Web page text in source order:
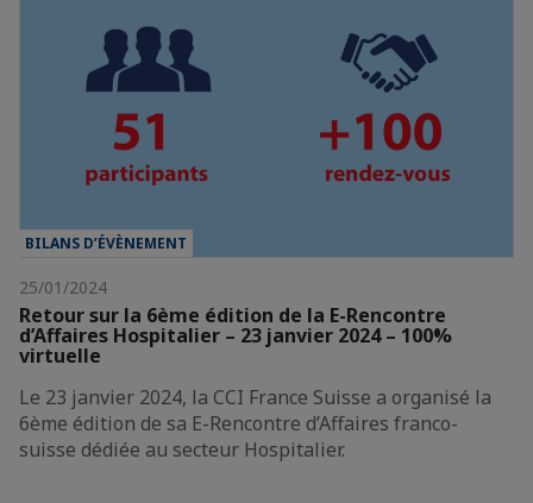
BILANS D’ÉVÈNEMENT
25/01/2024
Retour sur la 6ème édition de la E-Rencontre
d’Affaires Hospitalier – 23 janvier 2024 – 100%
virtuelle
Le 23 janvier 2024, la CCI France Suisse a organisé la
6ème édition de sa E-Rencontre d’Affaires franco-
suisse dédiée au secteur Hospitalier.